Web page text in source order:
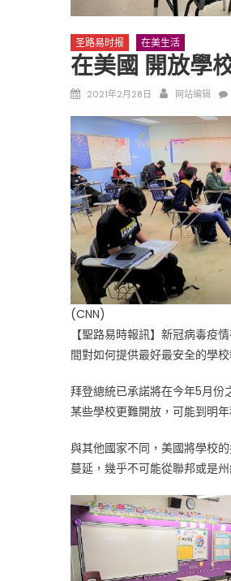
圣路易时报 在美生活
在美國 開放學
Posted
2021年2月28日 Author
网站编辑
(CNN)
【聖路易時報訊】新冠病毒疫
間對如何提供最好最安全的學
拜登總統已承諾將在今年5月份
某些學校更難開放，可能到明
與其他國家不同，美國將學校
蔓延，幾乎不可能從聯邦或是
Lu Team 卢长志